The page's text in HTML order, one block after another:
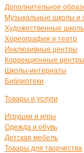
Дополнительное
Музыкальные школы и
Художественные
Хореография и театр
Инклюзивные центры
Коррекционные центры
Школы-интернаты
Библиотеки
Товары и услуги
Игрушки и игры
Одежда и обувь
Детская мебель
Товары для творчества